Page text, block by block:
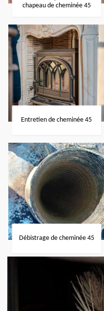
chapeau de cheminée 45
Entretien de cheminée 45
Débistrage de cheminée 45